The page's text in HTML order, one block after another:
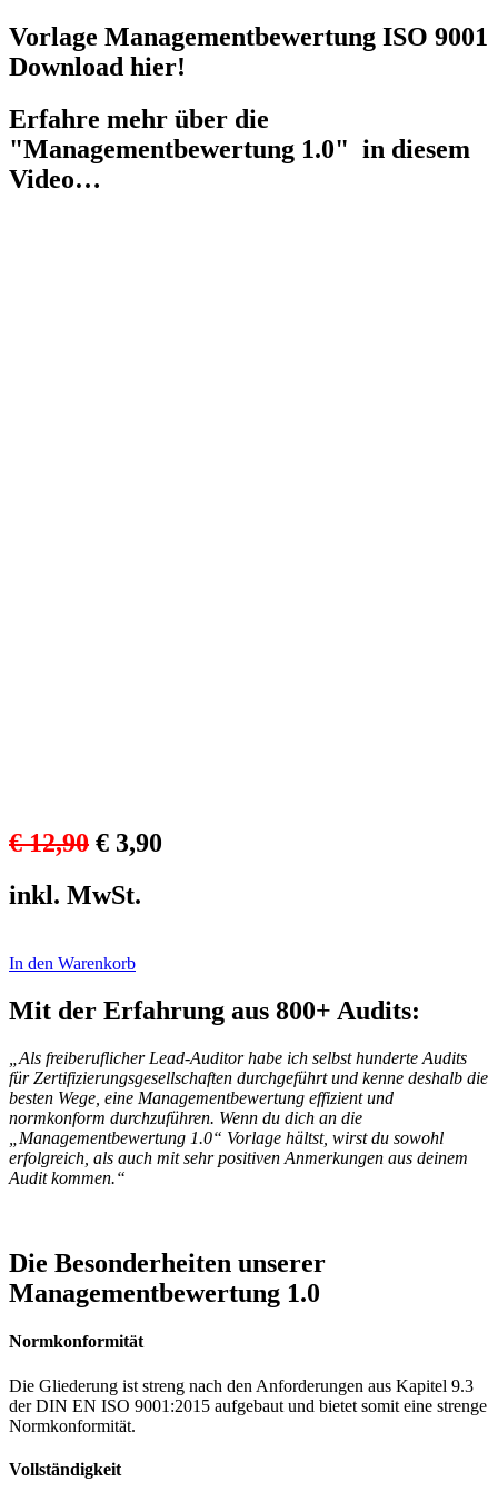
Vorlage Managementbewertung ISO 9001
Download hier!
Erfahre mehr über die
"Managementbewertung 1.0" in diesem
Video…
€ 12,90 € 3,90
inkl. MwSt.
In den Warenkorb
Mit der Erfahrung aus 800+ Audits:
Als freiberuflicher Lead-Auditor habe ich selbst hunderte Audits
für Zertifizierungsgesellschaften durchgeführt und kenne deshalb die
besten Wege, eine Managementbewertung effizient und
normkonform durchzuführen. Wenn du dich an die
„Managementbewertung 1.0“ Vorlage hältst, wirst du sowohl
erfolgreich, als auch mit sehr positiven Anmerkungen aus deinem
Audit kommen.“
Die Besonderheiten unserer
Managementbewertung 1.0
Normkonformität
Die Gliederung ist streng nach den Anforderungen aus Kapitel 9.3
der DIN EN ISO 9001:2015 aufgebaut und bietet somit eine strenge
Normkonformität.
Vollständigkeit